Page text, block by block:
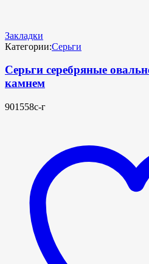
Закладки
Категории:Серьги
Серьги серебряные
камнем
901558с-г